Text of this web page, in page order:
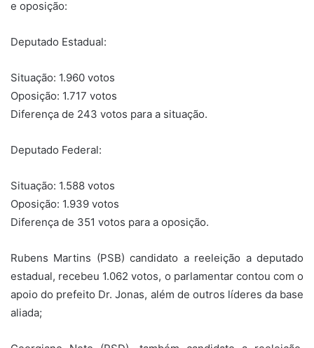
e oposição:
Deputado Estadual:
Situação: 1.960 votos
Oposição: 1.717 votos
Diferença de 243 votos para a situação.
Deputado Federal:
Situação: 1.588 votos
Oposição: 1.939 votos
Diferença de 351 votos para a oposição.
Rubens Martins (PSB) candidato a reeleição a deputado
estadual, recebeu 1.062 votos, o parlamentar contou com o
apoio do prefeito Dr. Jonas, além de outros líderes da base
aliada;